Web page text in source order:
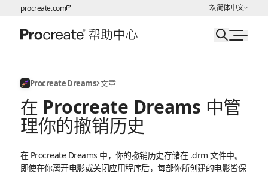
跳转至内容
procreate.com 简体中文
选择语言
Procreate Dreams 文章
在 Procreate Dreams 中管
理你的撤销历史
在 Procreate Dreams 中，你的撤销历史存储在 .drm 文件中。
即使在你离开电影或关闭应用程序后，每部你所创建的电影皆保